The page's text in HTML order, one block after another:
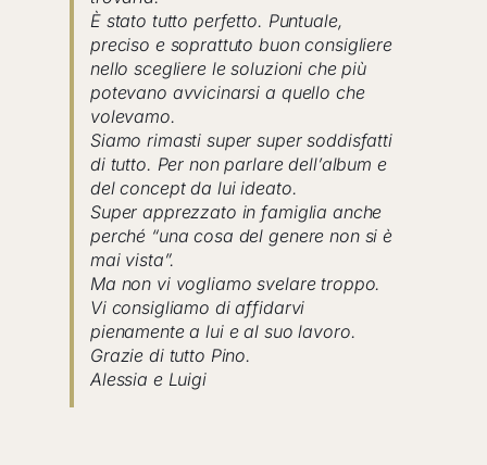
È stato tutto perfetto. Puntuale,
preciso e soprattuto buon consigliere
nello scegliere le soluzioni che più
potevano avvicinarsi a quello che
volevamo.
Siamo rimasti super super soddisfatti
di tutto. Per non parlare dell’album e
del concept da lui ideato.
Super apprezzato in famiglia anche
perché “una cosa del genere non si è
mai vista”.
Ma non vi vogliamo svelare troppo.
Vi consigliamo di affidarvi
pienamente a lui e al suo lavoro.
Grazie di tutto Pino.
Alessia e Luigi